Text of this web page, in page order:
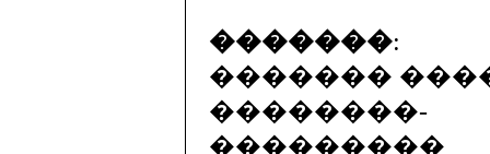
�������:
�������
���������